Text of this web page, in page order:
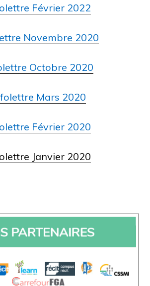
Février 2022
Novembre 2020
Octobre 2020
Mars 2020
Février 2020
Janvier 2020